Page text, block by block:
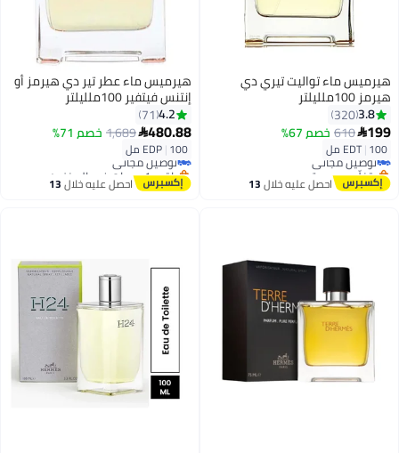
هيرميس ماء تواليت تيري دي
هيرمز 100ملليلتر
3.8
320
199
610 خصم 67%
EDT|100 ملتوصيل مجاني
بتخلّص بسرعة
توصيل مجانياحصل عليه خلال13
هيرميس ماء عطر تير دي هيرمز أو
إنتنس فيتفير 100ملليلتر
4.2
71
480.88
1,689خصم 71%
EDP|100 ملتوصيل مجاني
باقي 1 وحدات في المخزون
توصيل مجانياحصل عليه خلال13